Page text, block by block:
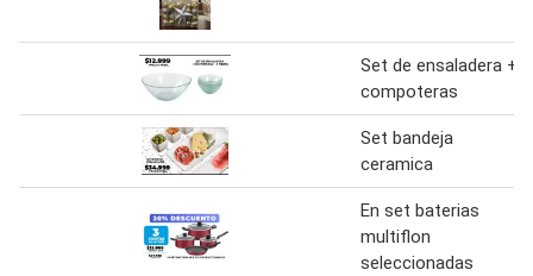
Set de ensaladera +
compoteras
Set bandeja
ceramica
En set baterias
multiflon
seleccionadas